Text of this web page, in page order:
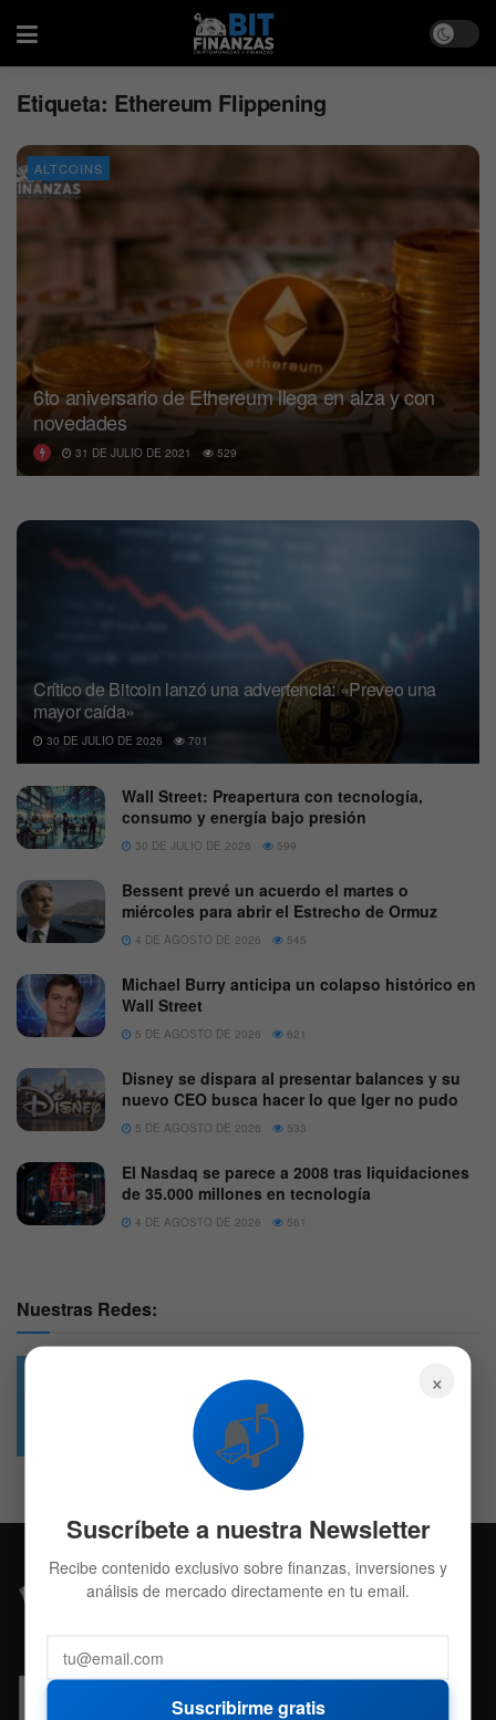
Etiqueta: Ethereum Flippening
ALTCOINS
6to aniversario de Ethereum llega en alza y con
novedades
31 DE JULIO DE 2021 529
Crítico de Bitcoin lanzó una advertencia: «Preveo una
mayor caída»
30 DE JULIO DE 2026 701
Wall Street: Preapertura con tecnología,
consumo y energía bajo presión
30 DE JULIO DE 2026 599
Bessent prevé un acuerdo el martes o
miércoles para abrir el Estrecho de Ormuz
4 DE AGOSTO DE 2026 545
Michael Burry anticipa un colapso histórico en
Wall Street
5 DE AGOSTO DE 2026 621
Disney se dispara al presentar balances y su
nuevo CEO busca hacer lo que Iger no pudo
5 DE AGOSTO DE 2026 533
El Nasdaq se parece a 2008 tras liquidaciones
de 35.000 millones en tecnología
4 DE AGOSTO DE 2026 561
Nuestras Redes:
4.7k
Followers
×
📬
Suscríbete a nuestra Newsletter
Recibe contenido exclusivo sobre finanzas, inversiones y
análisis de mercado directamente en tu email.
Suscribirme gratis